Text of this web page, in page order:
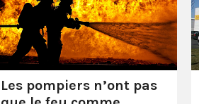
Les pompiers n’ont pas